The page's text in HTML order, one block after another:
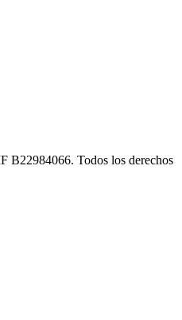
B22984066. Todos los derechos